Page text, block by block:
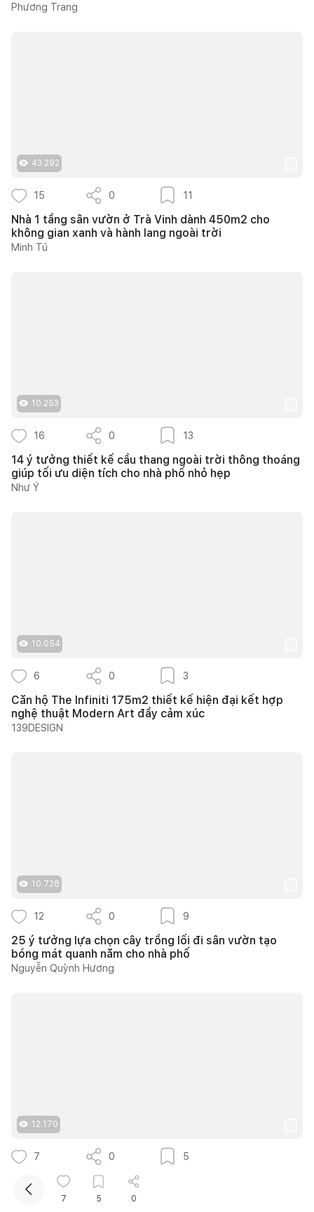
Phương Trang
43.292
15 0 11
Nhà 1 tầng sân vườn ở Trà Vinh dành 450m2 cho
không gian xanh và hành lang ngoài trời
Minh Tú
10.253
16 0 13
14 ý tưởng thiết kế cầu thang ngoài trời thông thoáng
giúp tối ưu diện tích cho nhà phố nhỏ hẹp
Như Ý
10.054
6 0 3
Căn hộ The Infiniti 175m2 thiết kế hiện đại kết hợp
nghệ thuật Modern Art đầy cảm xúc
139DESIGN
10.728
12 0 9
25 ý tưởng lựa chọn cây trồng lối đi sân vườn tạo
bóng mát quanh năm cho nhà phố
Nguyễn Quỳnh Hương
12.170
7 0 5
Căn hộ 150m2 tại The Estella thiết kế phong cách
Farmhouse thanh lịch và ấm áp
7 5 0